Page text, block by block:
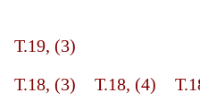
Т.19, (3)
Т.18, (3) Т.18, (4)